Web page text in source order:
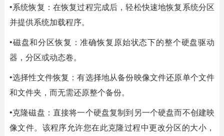
•系统恢复：在恢复过程完成后，轻松快速地恢复系统分区
并提供系统加载程序。
•磁盘和分区恢复：准确恢复原始状态下的整个硬盘驱动
器，分区或动态卷。
•选择性文件恢复：有选择地从备份映像文件还原单个文件
和文件夹，而无需还原整个备份。
•克隆磁盘：直接将一个硬盘复制到另一个硬盘而不创建映
像文件。该程序允许您在此克隆过程中更改分区的大小，